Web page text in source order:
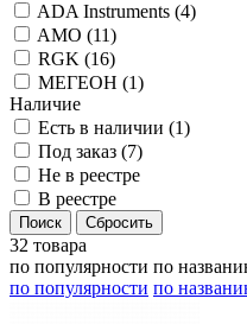
ADA Instruments (4)
AMO (11)
RGK (16)
МЕГЕОН (1)
Наличие
Есть в наличии (1)
Под заказ (7)
Не в реестре
В реестре
32 товара
по популярности по
по популярности по